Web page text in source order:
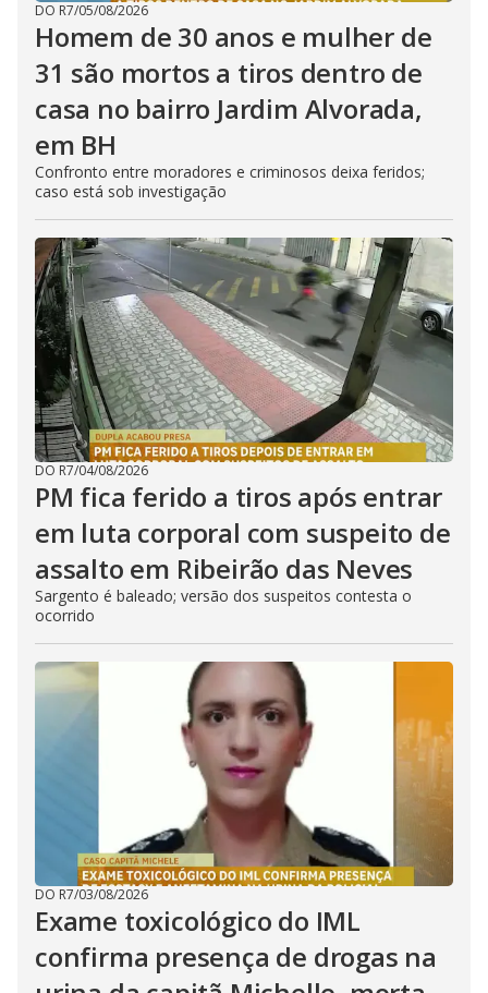
DO R7/05/08/2026
Homem de 30 anos e mulher de
31 são mortos a tiros dentro de
casa no bairro Jardim Alvorada,
em BH
Confronto entre moradores e criminosos deixa feridos;
caso está sob investigação
DO R7/04/08/2026
PM fica ferido a tiros após entrar
em luta corporal com suspeito de
assalto em Ribeirão das Neves
Sargento é baleado; versão dos suspeitos contesta o
ocorrido
DO R7/03/08/2026
Exame toxicológico do IML
confirma presença de drogas na